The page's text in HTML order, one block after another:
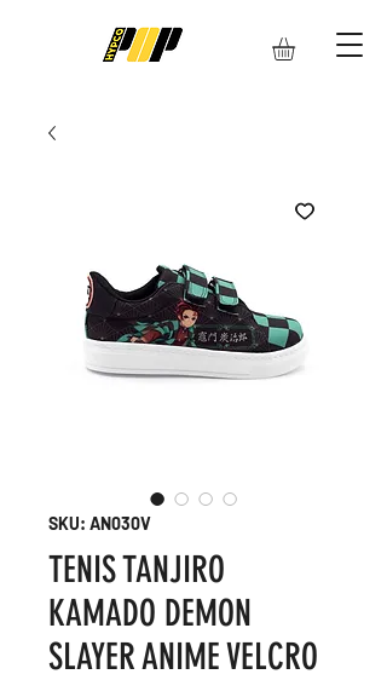
SKU: AN030V
TENIS TANJIRO
KAMADO DEMON
SLAYER ANIME VELCRO